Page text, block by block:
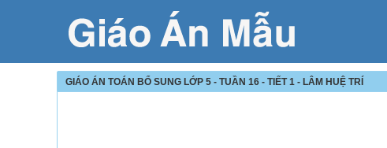
GIÁO ÁN TOÁN BỔ SUNG LỚP 5 - TUẦN 16 - TIẾT 1 - LÂM HUỆ TRÍ